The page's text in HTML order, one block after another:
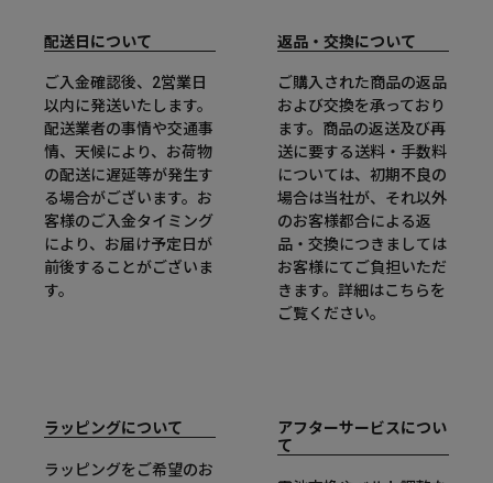
配送日について
ご入金確認後、2営業日
以内に発送いたします。
配送業者の事情や交通事
情、天候により、お荷物
の配送に遅延等が発生す
る場合がございます。お
客様のご入金タイミング
により、お届け予定日が
前後することがございま
す。
返品・交換について
ご購入された商品の返品
および交換を承っており
ます。商品の返送及び再
送に要する送料・手数料
については、初期不良の
場合は当社が、それ以外
のお客様都合による返
品・交換につきましては
お客様にてご負担いただ
きます。詳細はこちらを
ご覧ください。
ラッピングについて
ラッピングをご希望のお
アフターサービスについ
て